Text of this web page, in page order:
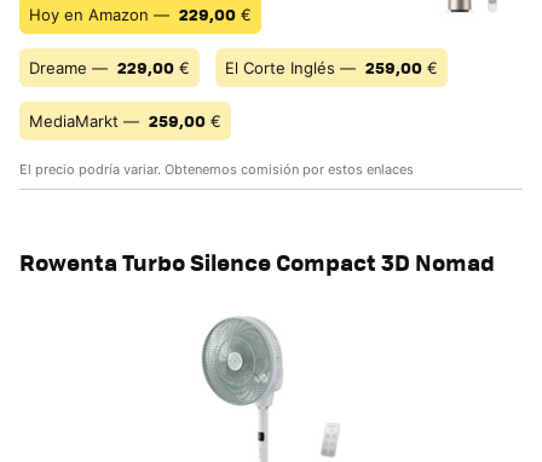
Hoy en Amazon — 229,00 €
Dreame — 229,00 € El Corte Inglés — 259,00 €
MediaMarkt — 259,00 €
El precio podría variar. Obtenemos comisión por estos enlaces
Rowenta Turbo Silence Compact 3D Nomad